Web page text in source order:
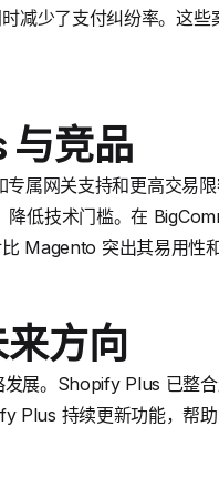
减少了支付纠纷率。这
竞品
属网关支持和更高交易
低技术门槛。在
Magento 突出其易用性和
方向
展。Shopify Plus 已整
Plus 持续更新功能，帮助